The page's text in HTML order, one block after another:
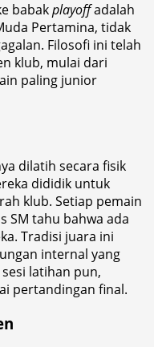
babakplayoffadalah
Pertamina, tidak
Filosofi ini telah
klub, mulai dari
paling junior
dilatih secara fisik
dididik untuk
klub. Setiap pemain
SM tahu bahwa ada
Tradisi juara ini
internal yang
latihan pun,
pertandingan final.